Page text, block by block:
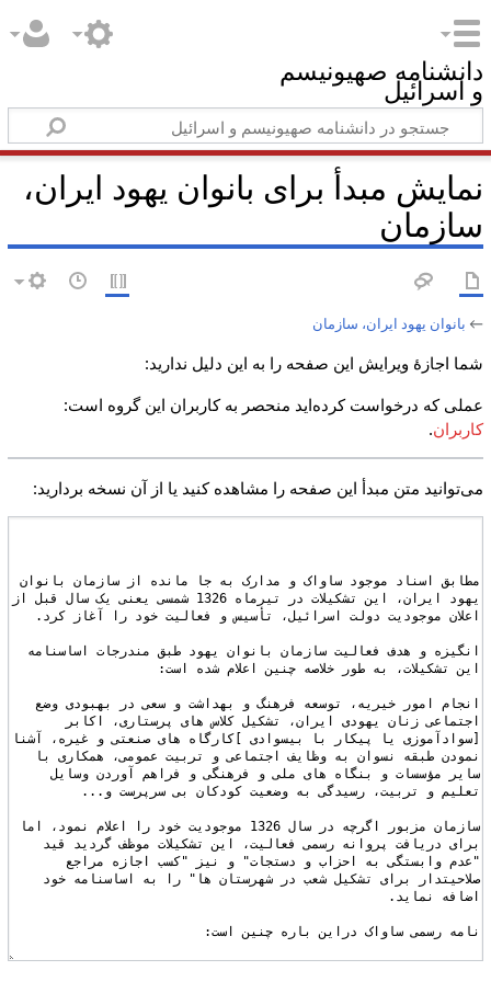
دانشنامه صهیونیسم
و اسرائیل
نمایش مبدأ برای بانوان یهود ایران،
سازمان
← بانوان یهود ایران، سازمان
شما اجازهٔ ویرایش این صفحه را به این دلیل ندارید:
عملی که درخواست کرده‌اید منحصر به کاربران این گروه است:
کاربران.
می‌توانید متن مبدأ این صفحه را مشاهده کنید یا از آن نسخه بردارید: